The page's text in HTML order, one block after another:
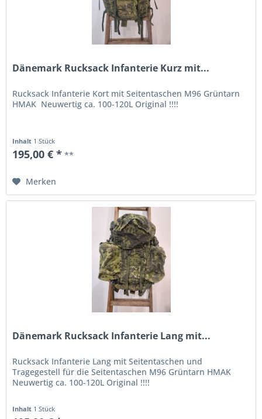
Dänemark Rucksack Infanterie Kurz mit...
Rucksack Infanterie Kort mit Seitentaschen M96 Grüntarn
HMAK Neuwertig ca. 100-120L Original !!!!
Inhalt 1 Stück
195,00 € * **
Merken
Dänemark Rucksack Infanterie Lang mit...
Rucksack Infanterie Lang mit Seitentaschen und
Tragegestell für die Seitentaschen M96 Grüntarn HMAK
Neuwertig ca. 100-120L Original !!!!
Inhalt 1 Stück